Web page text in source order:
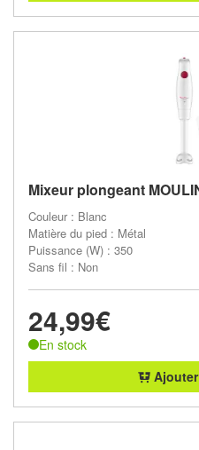
Mixeur plongeant
Couleur : Blanc
Matière du pied : Métal
Puissance (W) : 350
Sans fil : Non
24,99€
En stock